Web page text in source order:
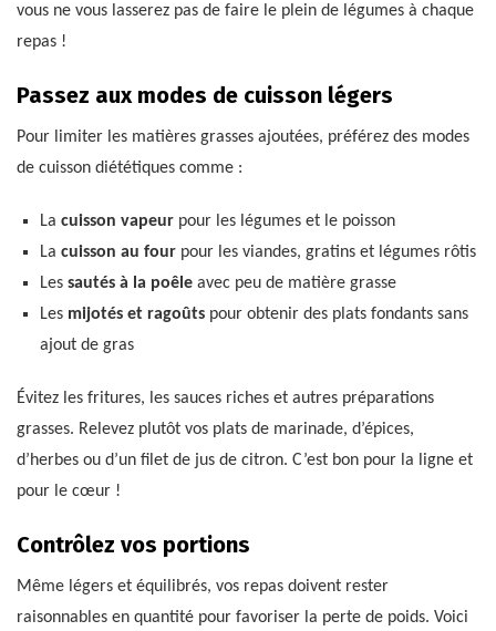
vous ne vous lasserez pas de faire le plein de légumes à chaque
repas !
Passez aux modes de cuisson légers
Pour limiter les matières grasses ajoutées, préférez des modes
de cuisson diététiques comme :
La cuisson vapeurpour les légumes et le poisson
La cuisson au fourpour les viandes, gratins et légumes rôtis
Les sautés à la poêleavec peu de matière grasse
Les mijotés et ragoûtspour obtenir des plats fondants sans
ajout de gras
Évitez les fritures, les sauces riches et autres préparations
grasses. Relevez plutôt vos plats de marinade, d’épices,
d’herbes ou d’un filet de jus de citron. C’est bon pour la ligne et
pour le cœur !
Contrôlez vos portions
Même légers et équilibrés, vos repas doivent rester
raisonnables en quantité pour favoriser la perte de poids. Voici